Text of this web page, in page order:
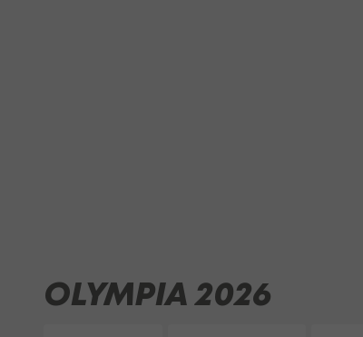
OLYMPIA 2026